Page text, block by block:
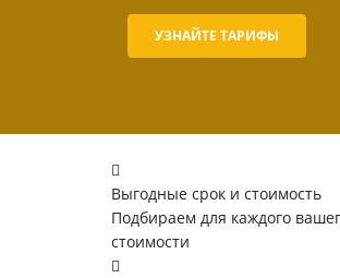
УЗНАЙТЕ ТАРИФЫ
Выгодные срок и стоимость
Подбираем для каждого
стоимости